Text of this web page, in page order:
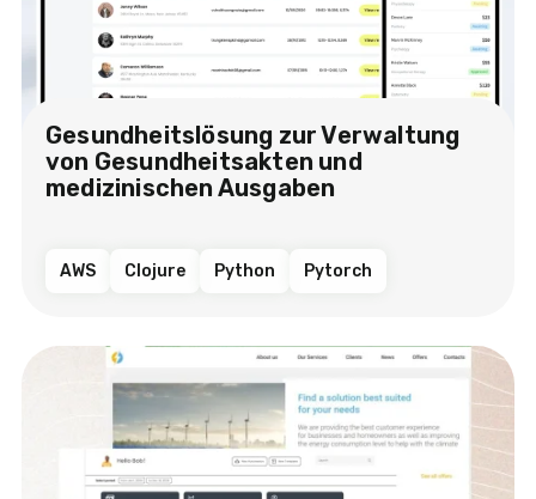
Gesundheitslösung zur Verwaltung
von Gesundheitsakten und
medizinischen Ausgaben
AWS Clojure Python Pytorch